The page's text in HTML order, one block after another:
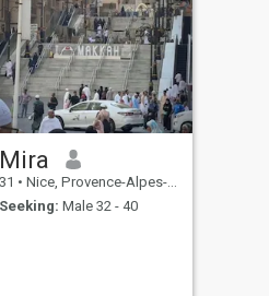
Mira
31 • Nice, Provence-Alpes-Côte d'Azur, France
Seeking: Male 32 - 40